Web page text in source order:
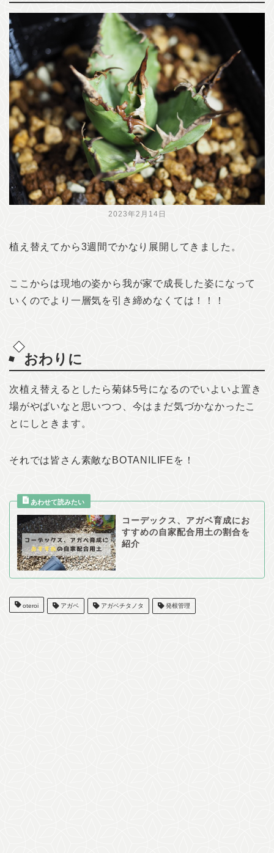
2023年2月14日
植え替えてから3週間でかなり展開してきました。
ここからは現地の姿から我が家で成長した姿になって
いくのでより一層気を引き締めなくては！！！
おわりに
次植え替えるとしたら菊鉢5号になるのでいよいよ置き
場がやばいなと思いつつ、今はまだ気づかなかったこ
とにしときます。
それでは皆さん素敵なBOTANILIFEを！
コーデックス、アガベ育成にお
すすめの自家配合用土の割合を
紹介
oteroi アガベ アガベチタノタ 発根管理